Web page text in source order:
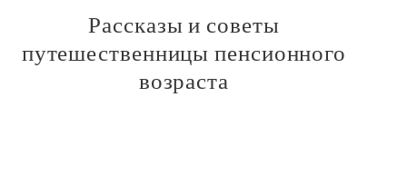
Рассказы и советы
путешественницы пенсионного
возраста